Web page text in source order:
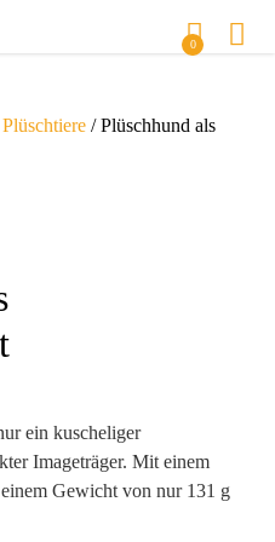
0
Plüschtiere / Plüschhund als
ein kuscheliger
Imageträger. Mit einem
Gewicht von nur 131 g
ein und sorgt dank